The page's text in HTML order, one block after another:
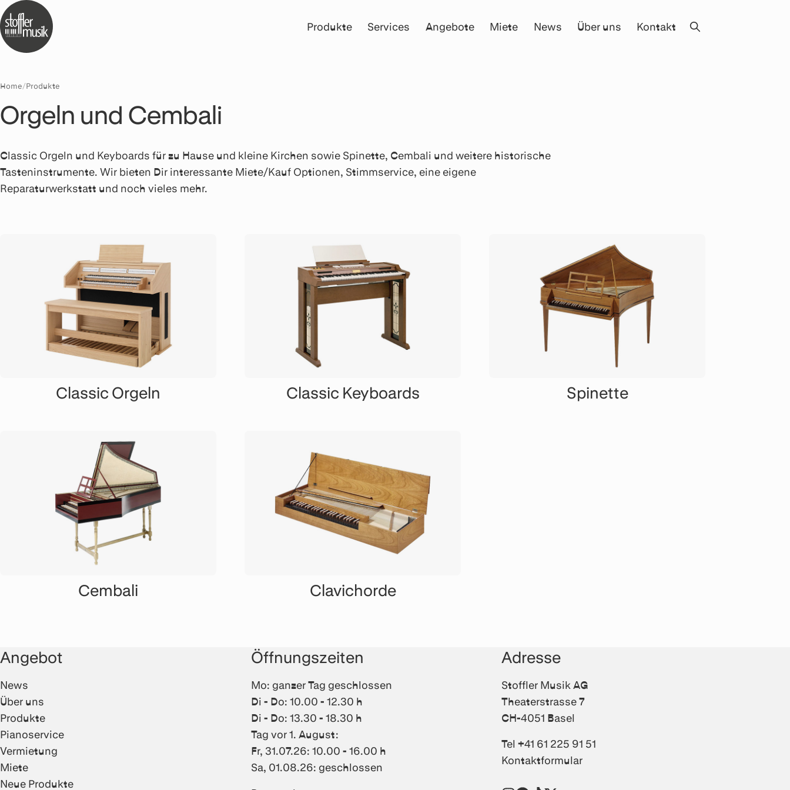
Produkte Services Angebote Miete News Über uns Kontakt
Home/Produkte
Orgeln und Cembali
Classic Orgeln und Keyboards für zu Hause und kleine Kirchen sowie Spinette, Cembali und weitere historische
Tasteninstrumente. Wir bieten Dir interessante Miete/Kauf Optionen, Stimmservice, eine eigene
Reparaturwerkstatt und noch vieles mehr.
Classic Orgeln Classic Keyboards Spinette
Cembali Clavichorde
Angebot
News
Über uns
Produkte
Pianoservice
Vermietung
Miete
Neue Produkte
Öffnungszeiten
Mo: ganzer Tag geschlossen
Di - Do: 10.00 - 12.30 h
Di - Do: 13.30 - 18.30 h
Tag vor 1. August:
Fr, 31.07.26: 10.00 - 16.00 h
Sa, 01.08.26: geschlossen
Adresse
Stoffler Musik AG
Theaterstrasse 7
CH-4051 Basel
Tel +41 61 225 91 51
Kontaktformular